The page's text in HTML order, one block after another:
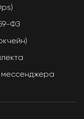
ФЗ
мессенджера